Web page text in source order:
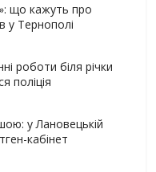
що кажуть про
у Тернополі
роботи біля річки
поліція
у Лановецькій
кабінет